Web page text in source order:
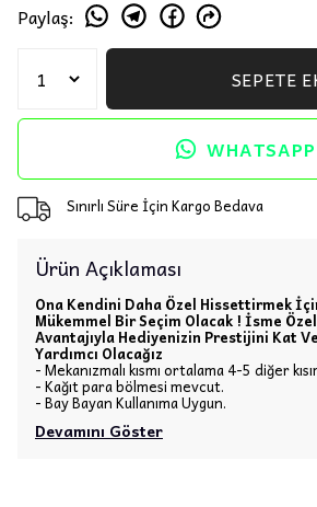
Paylaş:
SEPETE
WHATSAPP
Sınırlı Süre İçin Kargo Bedava
Ürün Açıklaması
Ona Kendini Daha Özel Hissettirmek
Mükemmel Bir Seçim Olacak ! İsme
Avantajıyla Hediyenizin Prestijini Kat
Yardımcı Olacağız
- Mekanızmalı kısmı ortalama 4-5 diğer
- Kağıt para bölmesi mevcut.
- Bay Bayan Kullanıma Uygun.
Devamını Göster